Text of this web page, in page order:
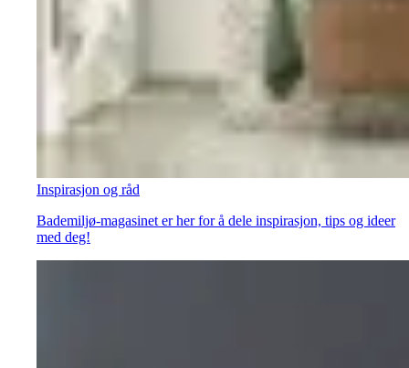
Inspirasjon og råd
Bademiljø-magasinet er her for å dele inspirasjon, tips og ideer
med deg!